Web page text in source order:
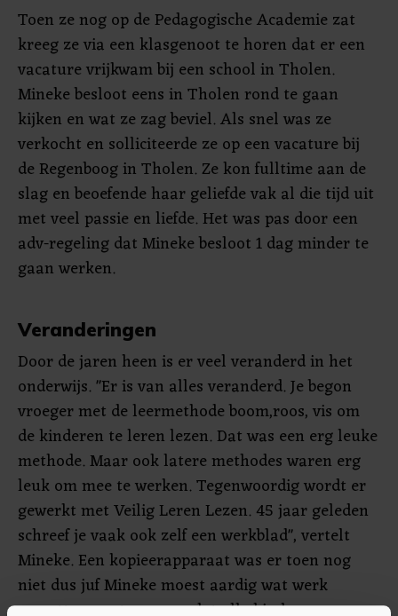
Toen ze nog op de Pedagogische Academie zat
kreeg ze via een klasgenoot te horen dat er een
vacature vrijkwam bij een school in Tholen.
Mineke besloot eens in Tholen rond te gaan
kijken en wat ze zag beviel. Als snel was ze
verkocht en solliciteerde ze op een vacature bij
de Regenboog in Tholen. Ze kon fulltime aan de
slag en beoefende haar geliefde vak al die tijd uit
met veel passie en liefde. Het was pas door een
adv-regeling dat Mineke besloot 1 dag minder te
gaan werken.
Veranderingen
Door de jaren heen is er veel veranderd in het
onderwijs. "Er is van alles veranderd. Je begon
vroeger met de leermethode boom,roos, vis om
de kinderen te leren lezen. Dat was een erg leuke
methode. Maar ook latere methodes waren erg
leuk om mee te werken. Tegenwoordig wordt er
gewerkt met Veilig Leren Lezen. 45 jaar geleden
schreef je vaak ook zelf een werkblad", vertelt
Mineke. Een kopieerapparaat was er toen nog
niet dus juf Mineke moest aardig wat werk